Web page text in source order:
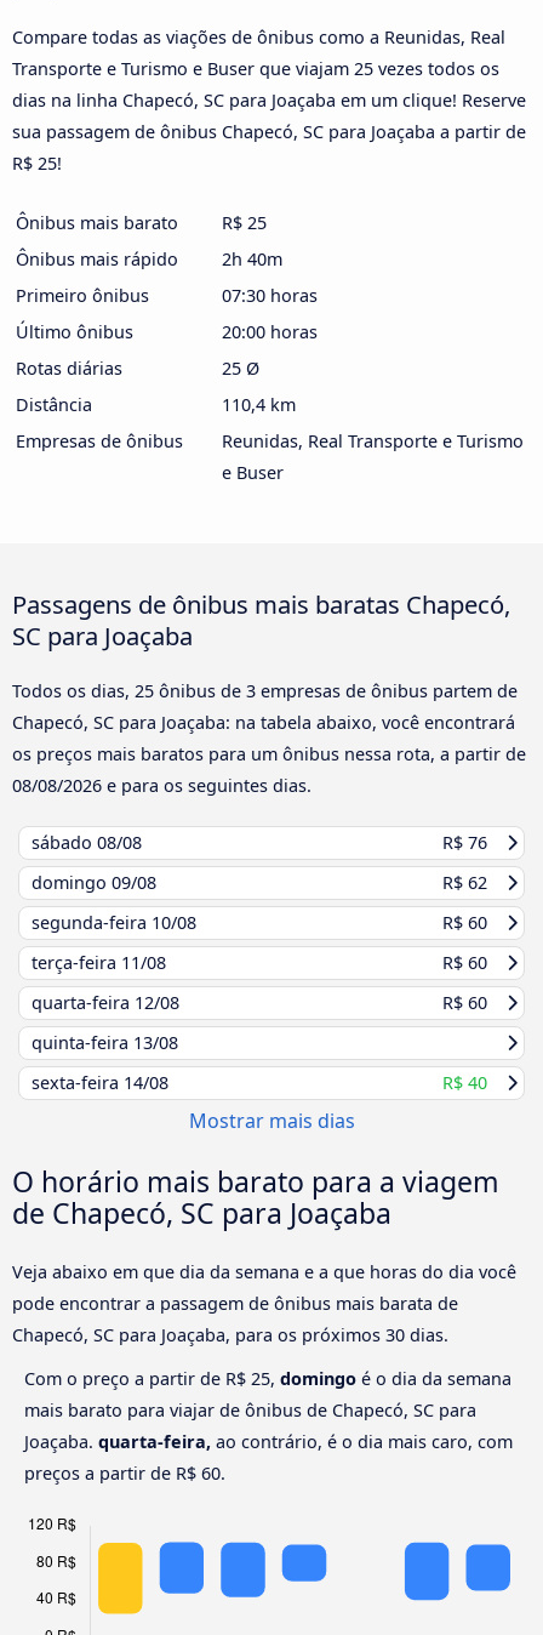
Compare todas as viações de ônibus como a Reunidas, Real
Transporte e Turismo e Buser que viajam 25 vezes todos os
dias na linha Chapecó, SC para Joaçaba em um clique! Reserve
sua passagem de ônibus Chapecó, SC para Joaçaba a partir de
R$ 25!
Ônibus mais barato
R$ 25
Ônibus mais rápido
2h 40m
Primeiro ônibus
07:30 horas
Último ônibus
20:00 horas
Rotas diárias
25 Ø
Distância
110,4 km
Empresas de ônibus
Reunidas, Real Transporte e Turismo
e Buser
Passagens de ônibus mais baratas Chapecó,
SC para Joaçaba
Todos os dias, 25 ônibus de 3 empresas de ônibus partem de
Chapecó, SC para Joaçaba: na tabela abaixo, você encontrará
os preços mais baratos para um ônibus nessa rota, a partir de
08/08/2026 e para os seguintes dias.
sábado 08/08
R$ 76
domingo 09/08
R$ 62
segunda-feira 10/08
R$ 60
terça-feira 11/08
R$ 60
quarta-feira 12/08
R$ 60
quinta-feira 13/08
sexta-feira 14/08 R$ 40
Mostrar mais dias
O horário mais barato para a viagem
de Chapecó, SC para Joaçaba
Veja abaixo em que dia da semana e a que horas do dia você
pode encontrar a passagem de ônibus mais barata de
Chapecó, SC para Joaçaba, para os próximos 30 dias.
Com o preço a partir de R$ 25, domingo é o dia da semana
mais barato para viajar de ônibus de Chapecó, SC para
Joaçaba. quarta-feira, ao contrário, é o dia mais caro, com
preços a partir de R$ 60.